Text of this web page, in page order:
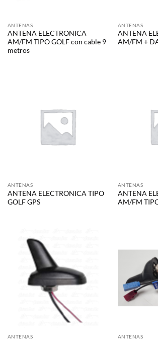
ANTENAS
ANTENA ELECTRONICA
AM/FM TIPO GOLF con cable 9
metros
ANTENAS
ANTENA
AM/FM +
ANTENAS
ANTENA ELECTRONICA TIPO
GOLF GPS
ANTENAS
ANTENA
AM/FM
ANTENAS ANTENAS